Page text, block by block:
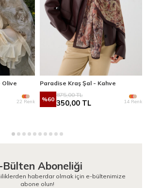
Olive
22 Renk
Paradise Kraş Şal - Kahve
%60
875,00TL
350,00 TL 14 Renk
Bülten Aboneliği
haberdar olmak için e-bültenimize
abone olun!